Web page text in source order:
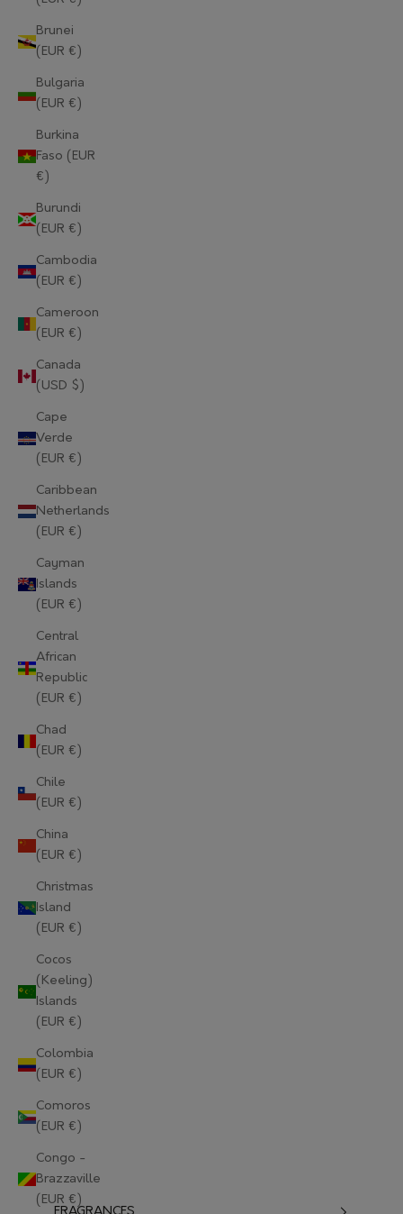
Brunei
(EUR €)
Bulgaria
(EUR €)
Burkina
Faso (EUR
€)
Burundi
(EUR €)
Cambodia
(EUR €)
Cameroon
(EUR €)
Canada
(USD $)
Cape
Verde
(EUR €)
Caribbean
Netherlands
(EUR €)
Cayman
Islands
(EUR €)
Central
African
Republic
(EUR €)
Chad
(EUR €)
Chile
(EUR €)
China
(EUR €)
Christmas
Island
(EUR €)
Cocos
(Keeling)
Islands
(EUR €)
Colombia
(EUR €)
Comoros
(EUR €)
Congo -
Brazzaville
(EUR €)